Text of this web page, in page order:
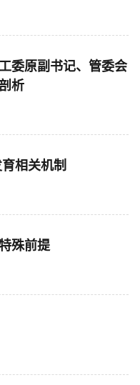
委原副书记、管委会
析
相关机制
殊前提